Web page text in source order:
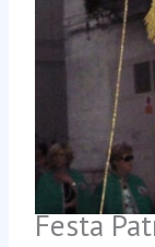
Festa